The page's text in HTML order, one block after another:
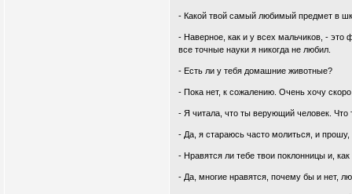
- Какой твой самый любимый предмет в
- Наверное, как и у всех мальчиков, - это
все точные науки я никогда не любил.
- Есть ли у тебя домашние животные?
- Пока нет, к сожалению. Очень хочу
- Я читала, что ты верующий человек. Что
- Да, я стараюсь часто молиться, и
- Нравятся ли тебе твои поклонницы и,
- Да, многие нравятся, почему бы и нет,